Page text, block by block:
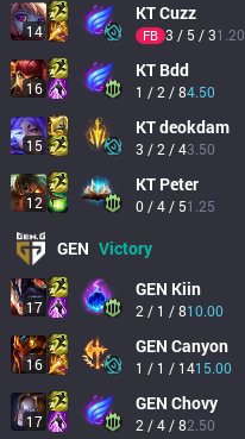
14
KTCuzz
FB 3 / 5 / 31.20
16
KT Bdd
1 / 2 / 84.50
15
KTdeokdam
3 / 2 / 43.50
12
KT Peter
0 / 4 / 51.25
GEN Victory
17
GEN Kiin
2 / 1 / 810.00
16
GEN Canyon
1 / 1 / 1415.00
17
GEN Chovy
2 / 4 / 82.50